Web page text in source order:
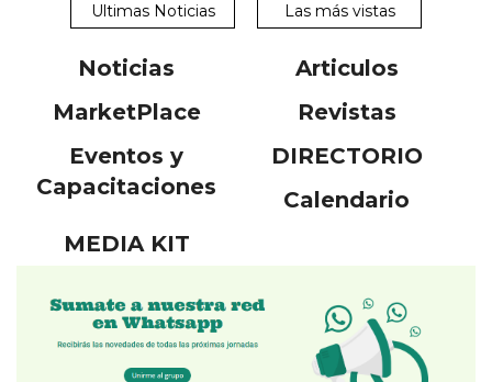
Ultimas Noticias Las más vistas
Noticias
Articulos
MarketPlace
Revistas
Eventos y
Capacitaciones
DIRECTORIO
Calendario
MEDIA KIT